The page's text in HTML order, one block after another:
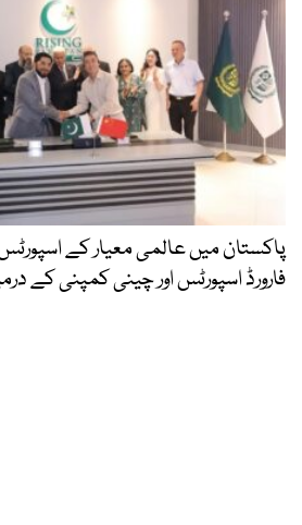
پاکستان میں عالمی معیار کے
فارورڈ اسپورٹس اور چینی کمپنی کے